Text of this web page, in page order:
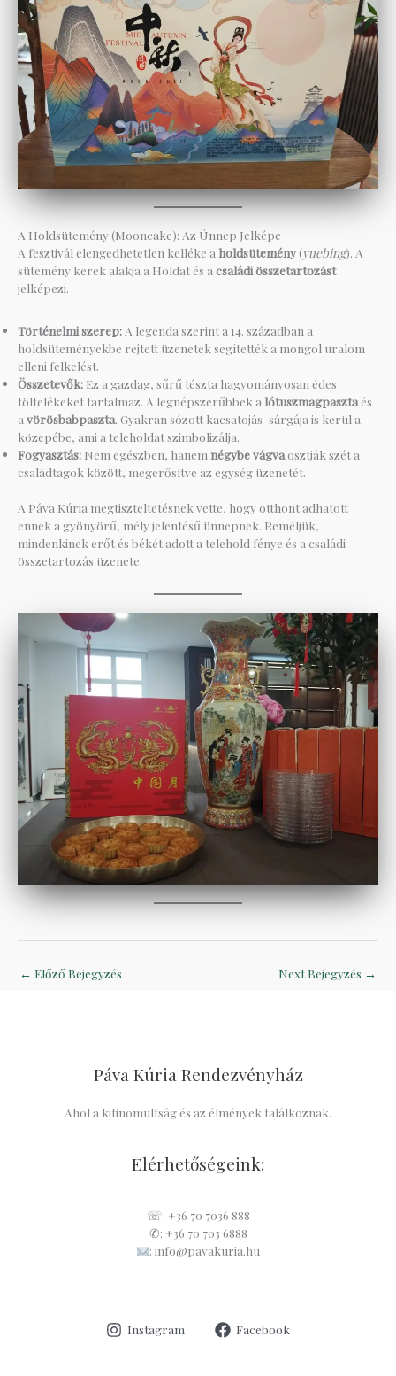
A Holdsütemény (Mooncake): Az Ünnep Jelképe
A fesztivál elengedhetetlen kelléke a holdsütemény(yuebing). A
sütemény kerek alakja a Holdat és a családi összetartozást
jelképezi.
Történelmi szerep: A legenda szerint a 14. században a
holdsüteményekbe rejtett üzenetek segítették a mongol uralom
elleni felkelést.
Összetevők: Ez a gazdag, sűrű tészta hagyományosan édes
töltelékeket tartalmaz. A legnépszerűbbek a lótuszmagpasztaés
a vörösbabpaszta . Gyakran sózott kacsatojás-sárgája is kerül a
közepébe, ami a teleholdat szimbolizálja.
Fogyasztás: Nem egészben, hanem négybe vágvaosztják szét a
családtagok között, megerősítve az egység üzenetét.
A Páva Kúria megtiszteltetésnek vette, hogy otthont adhatott
ennek a gyönyörű, mély jelentésű ünnepnek. Reméljük,
mindenkinek erőt és békét adott a telehold fénye és a családi
összetartozás üzenete.
← Előző Bejegyzés Next Bejegyzés →
Páva Kúria Rendezvényház
Ahol a kifinomultság és az élmények találkoznak.
Elérhetőségeink:
☏: +36 70 7036 888
✆: +36 70 703 6888
: info@pavakuria.hu
Instagram Facebook